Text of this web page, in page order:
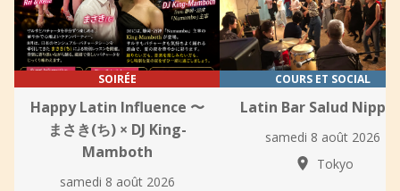
SOIRÉE
Happy Latin Influence 〜
まさき(ち) × DJ King-
Mamboth
samedi 8 août 2026
COURS ET SOCIAL
Latin Bar Salud
samedi 8 août 2026
Tokyo